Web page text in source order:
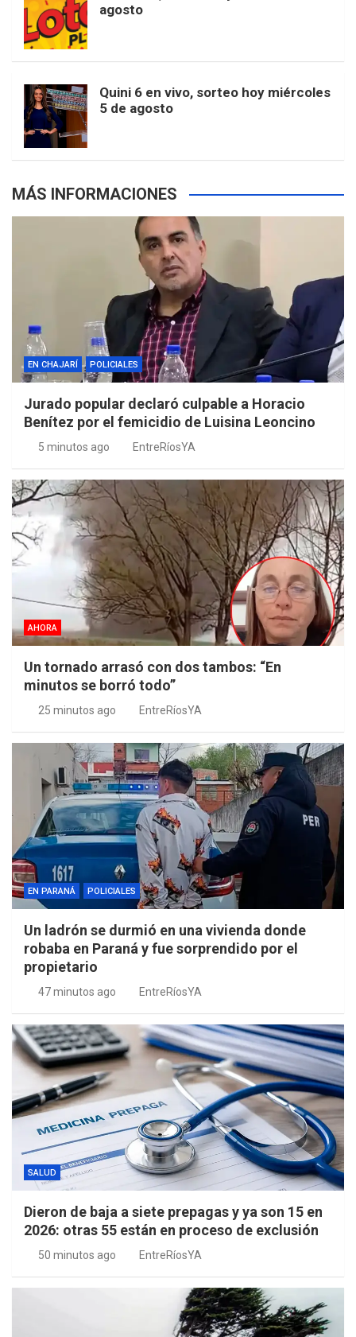
k
r
agosto
Quini 6 en vivo, sorteo hoy miércoles
5 de agosto
MÁS INFORMACIONES
EN CHAJARÍ POLICIALES
Jurado popular declaró culpable a Horacio
Benítez por el femicidio de Luisina Leoncino
5 minutos ago EntreRíosYA
AHORA
Un tornado arrasó con dos tambos: “En
minutos se borró todo”
25 minutos ago EntreRíosYA
EN PARANÁ POLICIALES
Un ladrón se durmió en una vivienda donde
robaba en Paraná y fue sorprendido por el
propietario
47 minutos ago EntreRíosYA
SALUD
Dieron de baja a siete prepagas y ya son 15 en
2026: otras 55 están en proceso de exclusión
50 minutos ago EntreRíosYA